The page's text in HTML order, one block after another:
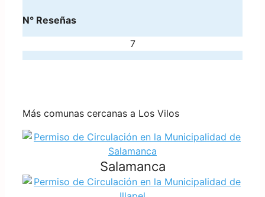
N° Reseñas
7
Más comunas cercanas a Los Vilos
Salamanca